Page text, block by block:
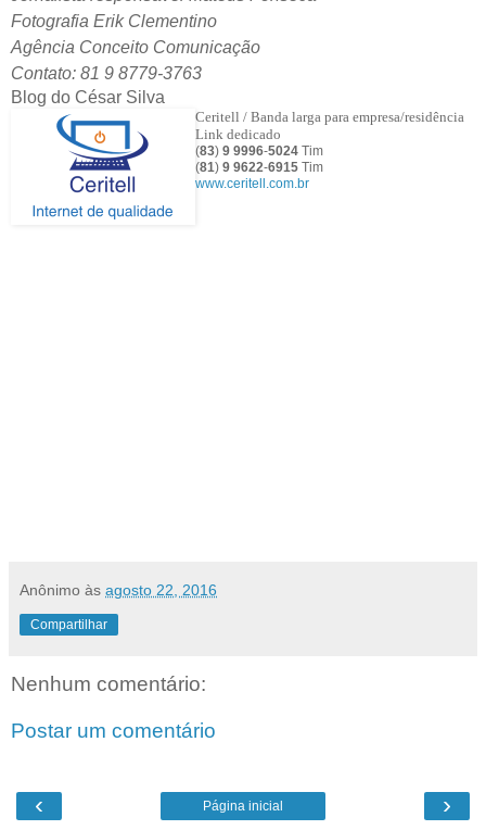
Fotografia Erik Clementino
Agência Conceito Comunicação
Contato: 81 9 8779-3763
Blog do César Silva
Ceritell / Banda larga para empresa/residência
Link dedicado
(83) 9 9996-5024 Tim
(81) 9 9622-6915 Tim
www.ceritell.com.br
Anônimo às agosto 22, 2016
Compartilhar
Nenhum comentário:
Postar um comentário
‹ ›
Página inicial